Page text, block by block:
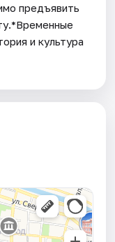
предъявить
и культура